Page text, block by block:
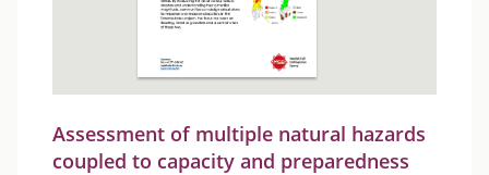
Assessment of multiple natural hazards
coupled to capacity and preparedness